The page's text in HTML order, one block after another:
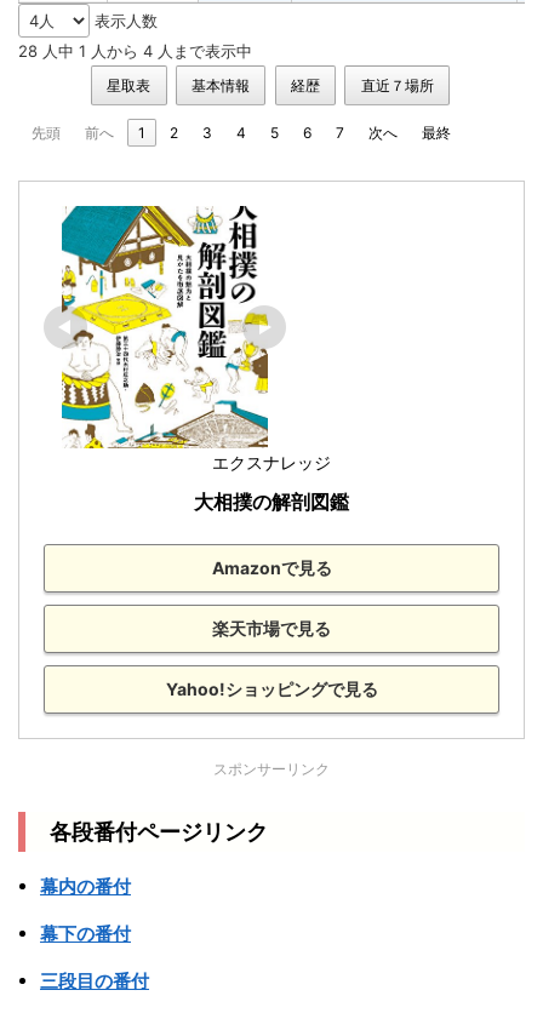
表示人数
28 人中 1 人から 4 人まで表示中
星取表 基本情報 経歴 直近７場所
先頭 前へ 1 2 3 4 5 6 7 次へ 最終
エクスナレッジ
大相撲の解剖図鑑
Amazonで見る
楽天市場で見る
Yahoo!ショッピングで見る
スポンサーリンク
各段番付ページリンク
幕内の番付
幕下の番付
三段目の番付